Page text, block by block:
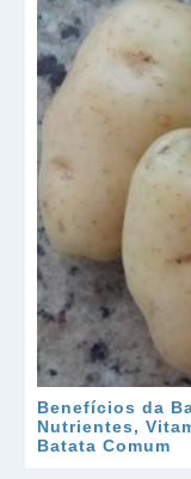
Benefícios da
Nutrientes,
Batata Comum